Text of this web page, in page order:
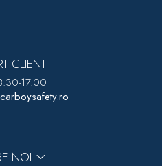
CLIENTI
17.00
NOI